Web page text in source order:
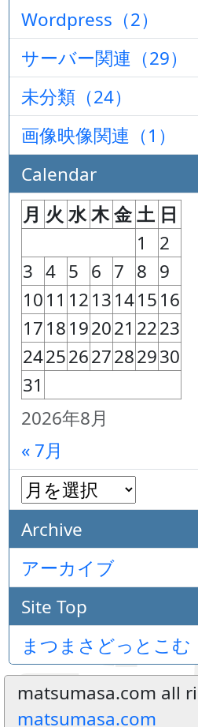
Wordpress（2）
サーバー関連（29）
未分類（24）
画像映像関連（1）
Calendar
2026年8月
月 火 水木金 土 日
1
2
3 4 5 6 7 8 9
1011 1213141516
1718192021 2223
24252627282930
31
« 7月
Archive
アーカイブ
Site Top
まつまさどっとこむ
matsumasa.com all
matsumasa.com